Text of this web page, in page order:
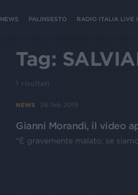
NEWS PALINSESTO RADIO ITALIA LIVE
Tag:
1 risultati
NEWS 26 feb 2019
Gianni Morandi, il video
“È gravemente malato, se